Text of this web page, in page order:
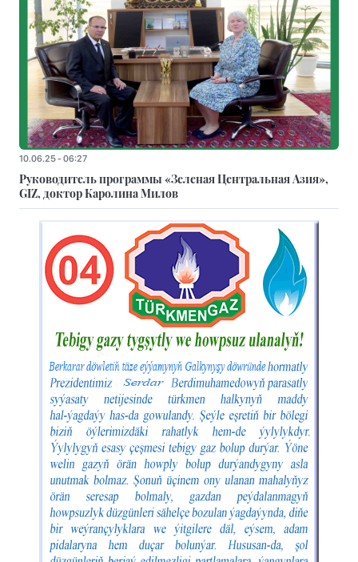
10.06.25 - 06:27
Руководитель программы «Зеленая Центральная Азия»,
GIZ, доктор Каролина Милов